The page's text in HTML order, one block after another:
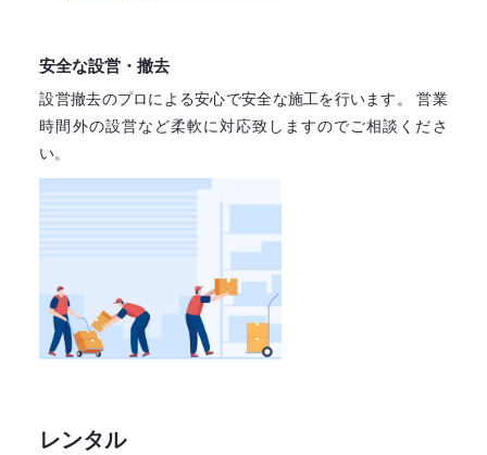
安全な設営・撤去
設営撤去のプロによる安心で安全な施工を行います。
営業
時間外の設営など柔軟に対応致しますのでご相談くださ
い。
レンタル